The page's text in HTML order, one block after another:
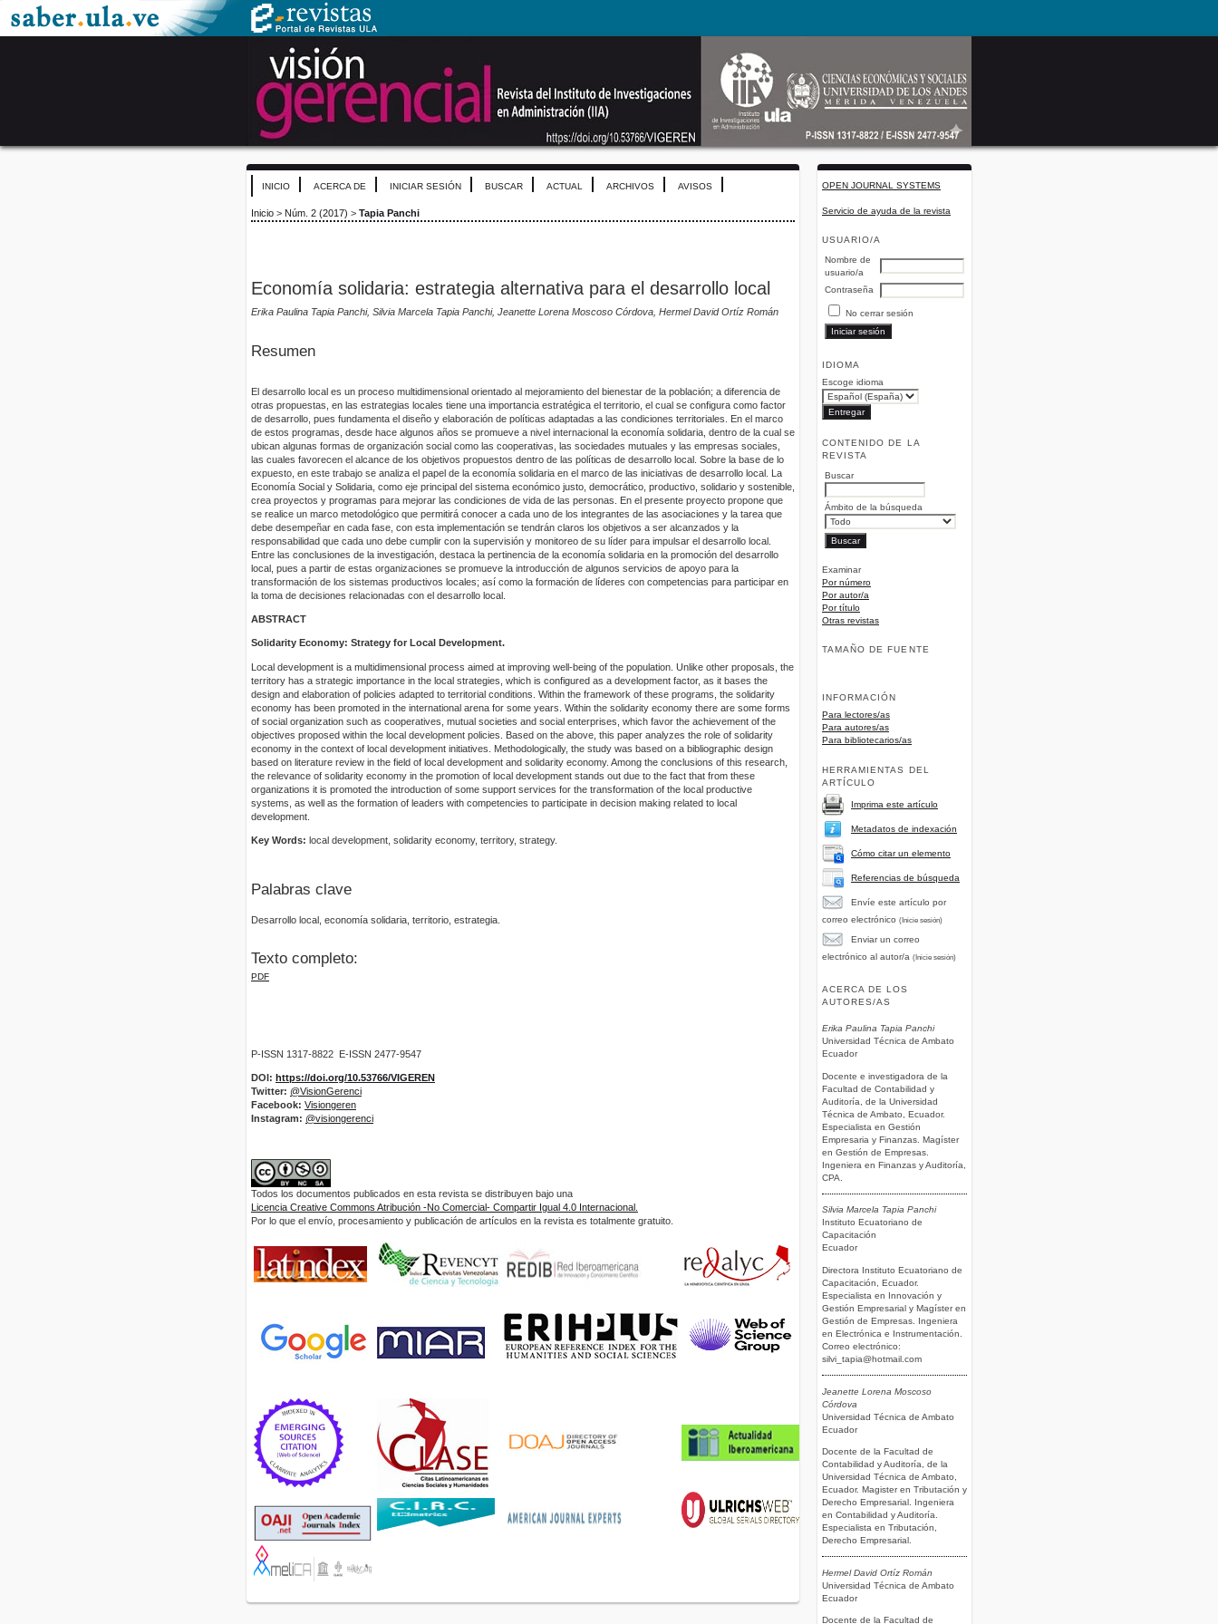
OPEN JOURNAL SYSTEMS
Servicio de ayuda de la revista
USUARIO/A
Nombre de
usuario/a
Contraseña
No cerrar sesión
IDIOMA
Escoge idioma
CONTENIDO DE LA
REVISTA
Buscar
Ámbito de la búsqueda
Examinar
Por número
Por autor/a
Por título
Otras revistas
TAMAÑO DE FUENTE
INFORMACIÓN
Para lectores/as
Para autores/as
Para bibliotecarios/as
HERRAMIENTAS DEL
ARTÍCULO
Imprima este artículo
Metadatos de indexación
Cómo citar un elemento
Referencias de búsqueda
Envíe este artículo por
correo electrónico (Inicie sesión)
Enviar un correo
electrónico al autor/a (Inicie sesión)
ACERCA DE LOS
AUTORES/AS
Erika Paulina Tapia Panchi
Universidad Técnica de Ambato
Ecuador
Docente e investigadora de la
Facultad de Contabilidad y
Auditoría, de la Universidad
Técnica de Ambato, Ecuador.
Especialista en Gestión
Empresaria y Finanzas. Magíster
en Gestión de Empresas.
Ingeniera en Finanzas y Auditoría,
CPA.
Silvia Marcela Tapia Panchi
Instituto Ecuatoriano de
Capacitación
Ecuador
Directora Instituto Ecuatoriano de
Capacitación, Ecuador.
Especialista en Innovación y
Gestión Empresarial y Magíster en
Gestión de Empresas. Ingeniera
en Electrónica e Instrumentación.
Correo electrónico:
silvi_tapia@hotmail.com
Jeanette Lorena Moscoso
Córdova
Universidad Técnica de Ambato
Ecuador
Docente de la Facultad de
Contabilidad y Auditoría, de la
Universidad Técnica de Ambato,
Ecuador. Magister en Tributación y
Derecho Empresarial. Ingeniera
en Contabilidad y Auditoría.
Especialista en Tributación,
Derecho Empresarial.
Hermel David Ortíz Román
Universidad Técnica de Ambato
Ecuador
Docente de la Facultad de
INICIO ACERCA DE INICIAR SESIÓN BUSCAR ACTUAL ARCHIVOS AVISOS
Inicio > Núm. 2 (2017) > Tapia Panchi
Economía solidaria: estrategia alternativa para el desarrollo local
Erika Paulina Tapia Panchi, Silvia Marcela Tapia Panchi, Jeanette Lorena Moscoso Córdova, Hermel David Ortíz Román
Resumen
El desarrollo local es un proceso multidimensional orientado al mejoramiento del bienestar de la población; a diferencia de
otras propuestas, en las estrategias locales tiene una importancia estratégica el territorio, el cual se configura como factor
de desarrollo, pues fundamenta el diseño y elaboración de políticas adaptadas a las condiciones territoriales. En el marco
de estos programas, desde hace algunos años se promueve a nivel internacional la economía solidaria, dentro de la cual se
ubican algunas formas de organización social como las cooperativas, las sociedades mutuales y las empresas sociales,
las cuales favorecen el alcance de los objetivos propuestos dentro de las políticas de desarrollo local. Sobre la base de lo
expuesto, en este trabajo se analiza el papel de la economía solidaria en el marco de las iniciativas de desarrollo local. La
Economía Social y Solidaria, como eje principal del sistema económico justo, democrático, productivo, solidario y sostenible,
crea proyectos y programas para mejorar las condiciones de vida de las personas. En el presente proyecto propone que
se realice un marco metodológico que permitirá conocer a cada uno de los integrantes de las asociaciones y la tarea que
debe desempeñar en cada fase, con esta implementación se tendrán claros los objetivos a ser alcanzados y la
responsabilidad que cada uno debe cumplir con la supervisión y monitoreo de su líder para impulsar el desarrollo local.
Entre las conclusiones de la investigación, destaca la pertinencia de la economía solidaria en la promoción del desarrollo
local, pues a partir de estas organizaciones se promueve la introducción de algunos servicios de apoyo para la
transformación de los sistemas productivos locales; así como la formación de líderes con competencias para participar en
la toma de decisiones relacionadas con el desarrollo local.
ABSTRACT
Solidarity Economy: Strategy for Local Development.
Local development is a multidimensional process aimed at improving well-being of the population. Unlike other proposals, the
territory has a strategic importance in the local strategies, which is configured as a development factor, as it bases the
design and elaboration of policies adapted to territorial conditions. Within the framework of these programs, the solidarity
economy has been promoted in the international arena for some years. Within the solidarity economy there are some forms
of social organization such as cooperatives, mutual societies and social enterprises, which favor the achievement of the
objectives proposed within the local development policies. Based on the above, this paper analyzes the role of solidarity
economy in the context of local development initiatives. Methodologically, the study was based on a bibliographic design
based on literature review in the field of local development and solidarity economy. Among the conclusions of this research,
the relevance of solidarity economy in the promotion of local development stands out due to the fact that from these
organizations it is promoted the introduction of some support services for the transformation of the local productive
systems, as well as the formation of leaders with competencies to participate in decision making related to local
development.
Key Words: local development, solidarity economy, territory, strategy.
Palabras clave
Desarrollo local, economía solidaria, territorio, estrategia.
Texto completo:
PDF
P-ISSN 1317-8822 E-ISSN 2477-9547
DOI: https://doi.org/10.53766/VIGEREN
Twitter: @VisionGerenci
Facebook: Visiongeren
Instagram: @visiongerenci
Todos los documentos publicados en esta revista se distribuyen bajo una
Licencia Creative Commons Atribución -No Comercial- Compartir Igual 4.0 Internacional.
Por lo que el envío, procesamiento y publicación de artículos en la revista es totalmente gratuito.